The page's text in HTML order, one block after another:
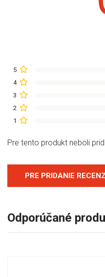
5
4
3
2
1
Pre tento produkt neboli
PRE PRIDANIE
Odporúčané